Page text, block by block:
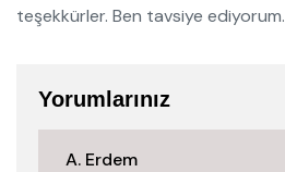
teşekkürler. Ben tavsiye ediyorum.
Yorumlarınız
A. Erdem